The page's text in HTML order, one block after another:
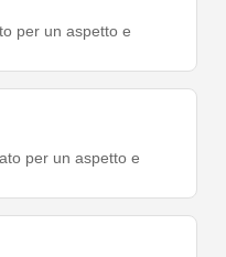
per un aspetto e
per un aspetto e